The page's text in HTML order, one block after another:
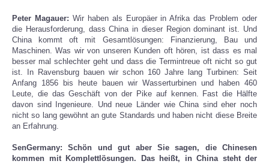
Peter Magauer: Wir haben als Europäer in Afrika das Problem oder
die Herausforderung, dass China in dieser Region dominant ist. Und
China kommt oft mit Gesamtlösungen: Finanzierung, Bau und
Maschinen. Was wir von unseren Kunden oft hören, ist dass es mal
besser mal schlechter geht und dass die Termintreue oft nicht so gut
ist. In Ravensburg bauen wir schon 160 Jahre lang Turbinen: Seit
Anfang 1856 bis heute bauen wir Wasserturbinen und haben 460
Leute, die das Geschäft von der Pike auf kennen. Fast die Hälfte
davon sind Ingenieure. Und neue Länder wie China sind eher noch
nicht so lang gewöhnt an gute Standards und haben nicht diese Breite
an Erfahrung.
SenGermany: Schön und gut aber Sie sagen, die Chinesen
kommen mit Komplettlösungen. Das heißt, in China steht der